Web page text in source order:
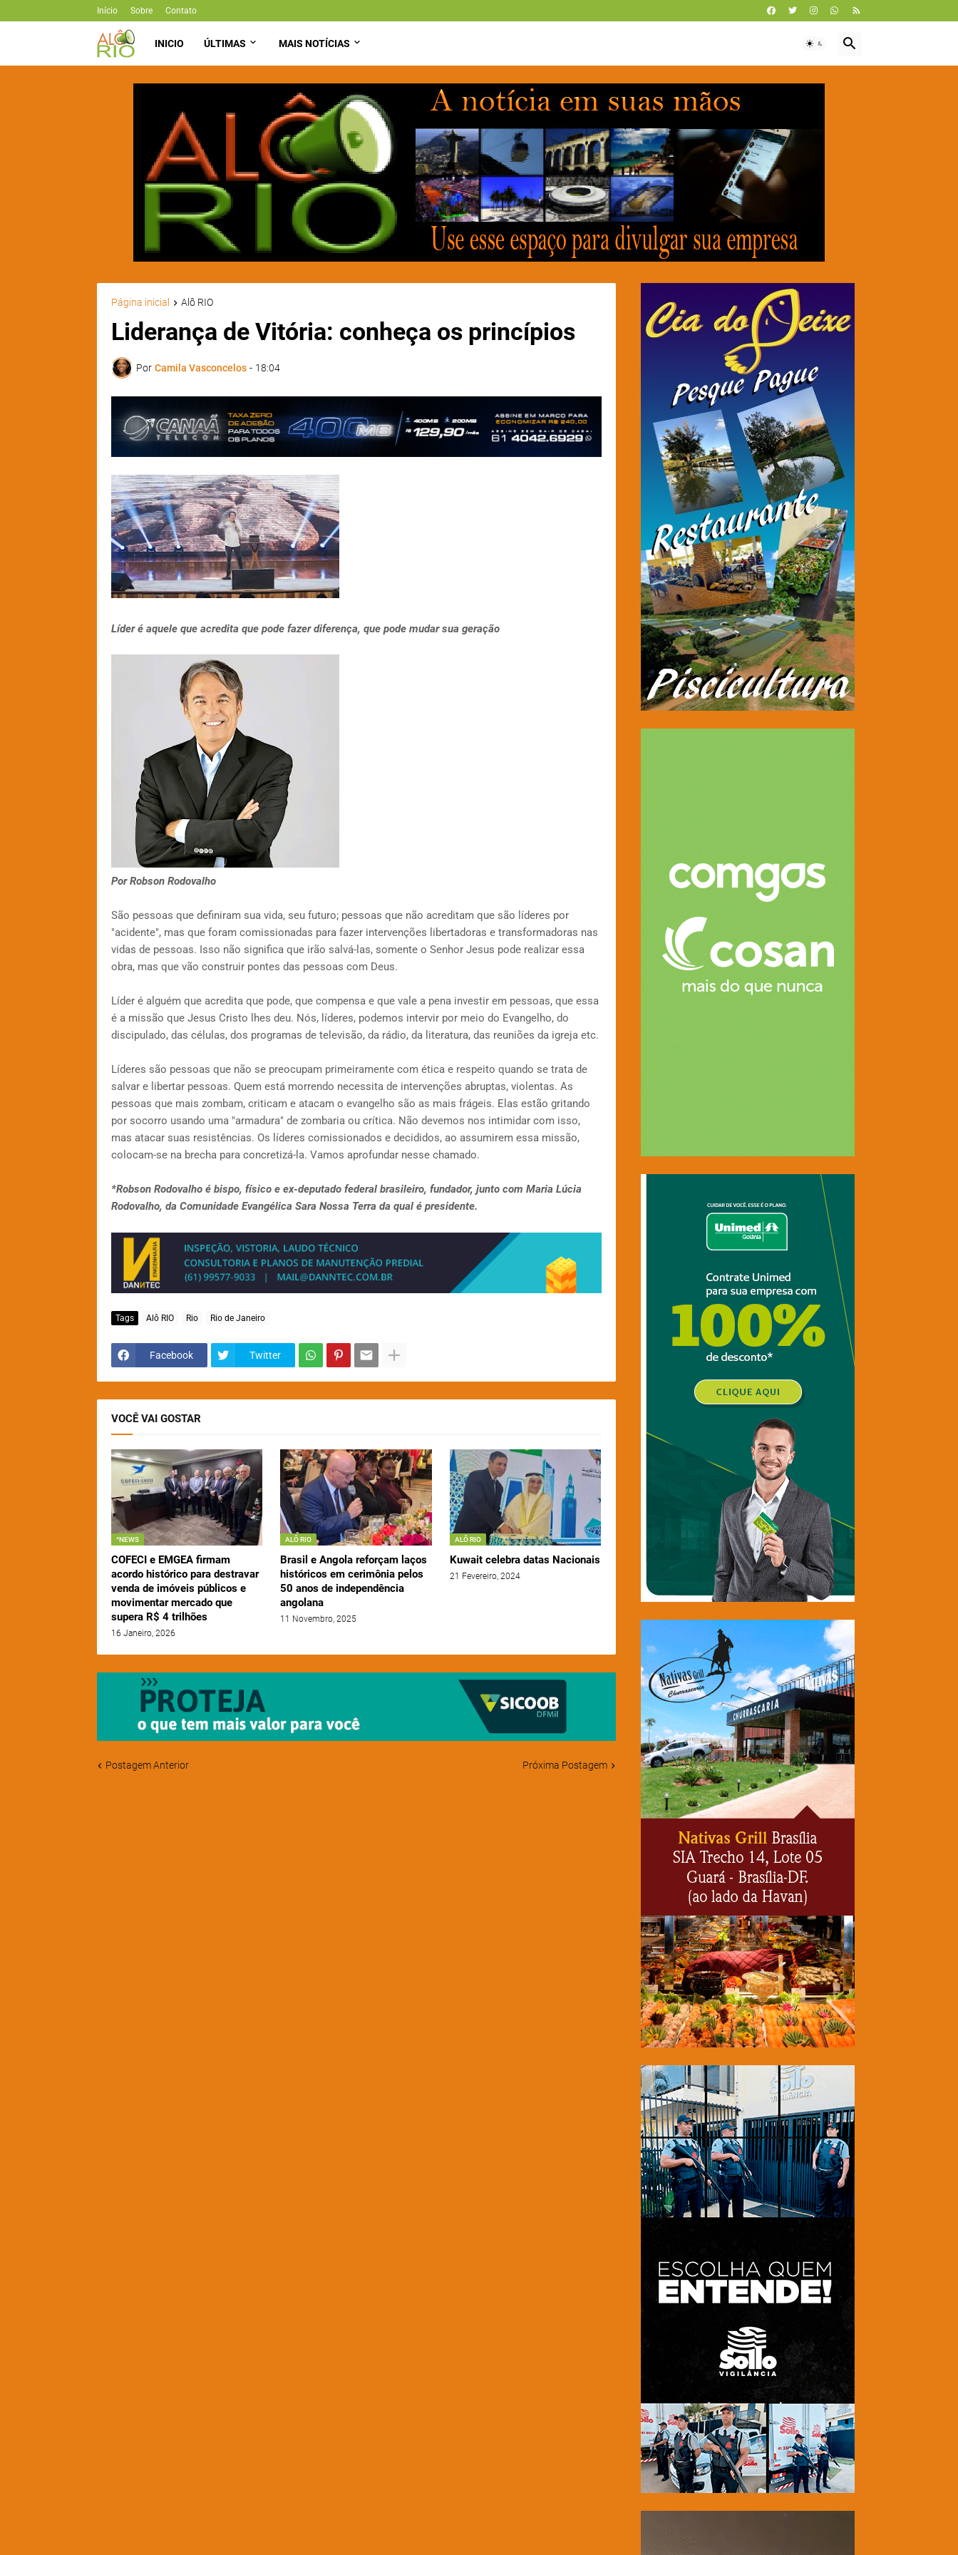
Início Sobre Contato
INICIO ÚLTIMAS MAIS NOTÍCIAS
Página inicial Alô RIO
Liderança de Vitória: conheça os princípios
Por Camila Vasconcelos - 18:04
Líder é aquele que acredita que pode fazer diferença, que pode mudar sua geração
Por Robson Rodovalho
São pessoas que definiram sua vida, seu futuro; pessoas que não acreditam que são líderes por
"acidente", mas que foram comissionadas para fazer intervenções libertadoras e transformadoras nas
vidas de pessoas. Isso não significa que irão salvá-las, somente o Senhor Jesus pode realizar essa
obra, mas que vão construir pontes das pessoas com Deus.
Líder é alguém que acredita que pode, que compensa e que vale a pena investir em pessoas, que essa
é a missão que Jesus Cristo lhes deu. Nós, líderes, podemos intervir por meio do Evangelho, do
discipulado, das células, dos programas de televisão, da rádio, da literatura, das reuniões da igreja etc.
Líderes são pessoas que não se preocupam primeiramente com ética e respeito quando se trata de
salvar e libertar pessoas. Quem está morrendo necessita de intervenções abruptas, violentas. As
pessoas que mais zombam, criticam e atacam o evangelho são as mais frágeis. Elas estão gritando
por socorro usando uma "armadura" de zombaria ou crítica. Não devemos nos intimidar com isso,
mas atacar suas resistências. Os líderes comissionados e decididos, ao assumirem essa missão,
colocam-se na brecha para concretizá-la. Vamos aprofundar nesse chamado.
*Robson Rodovalho é bispo, físico e ex-deputado federal brasileiro, fundador, junto com Maria Lúcia
Rodovalho, da Comunidade Evangélica Sara Nossa Terra da qual é presidente.
Tags Alô RIO Rio Rio de Janeiro
Facebook Twitter
VOCÊ VAI GOSTAR
^NEWS
COFECI e EMGEA firmam
acordo histórico para destravar
venda de imóveis públicos e
movimentar mercado que
supera R$ 4 trilhões
16 Janeiro, 2026
ALÔ RIO
Brasil e Angola reforçam laços
históricos em cerimônia pelos
50 anos de independência
angolana
11 Novembro, 2025
ALÔ RIO
Kuwait celebra datas Nacionais
21 Fevereiro, 2024
Postagem Anterior Próxima Postagem